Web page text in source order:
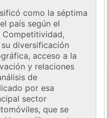
como la séptima
país según el
diversificación
acceso a la
y relaciones
de
por esa
sector
que se